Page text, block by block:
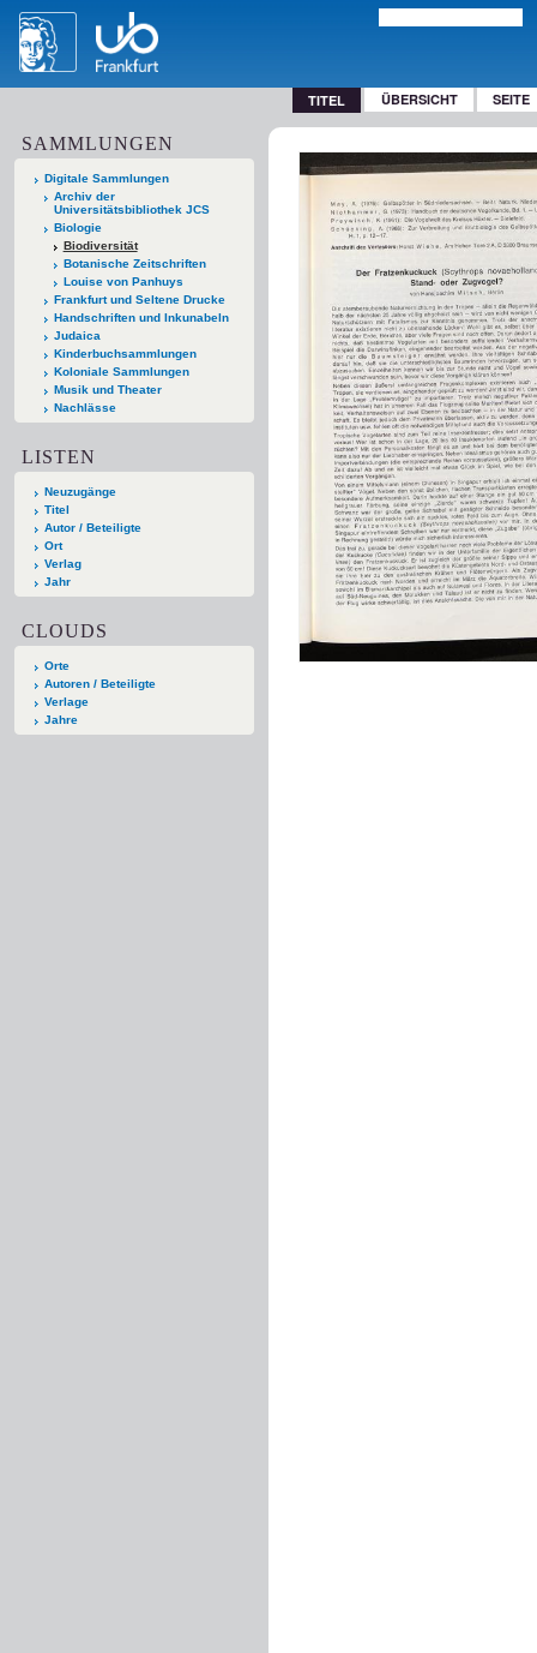
TITEL ÜBERSICHT SEITE
SAMMLUNGEN
Digitale Sammlungen
Archiv der
Universitätsbibliothek JCS
Biologie
Biodiversität
Botanische Zeitschriften
Louise von Panhuys
Frankfurt und Seltene Drucke
Handschriften und Inkunabeln
Judaica
Kinderbuchsammlungen
Koloniale Sammlungen
Musik und Theater
Nachlässe
LISTEN
Neuzugänge
Titel
Autor / Beteiligte
Ort
Verlag
Jahr
CLOUDS
Orte
Autoren / Beteiligte
Verlage
Jahre